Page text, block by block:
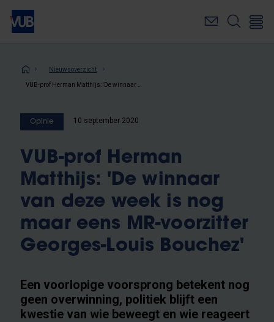
Overslaan
naar
inhoudKruimelpad
Nieuwsoverzicht
Opinie 10 september 2020
VUB-prof Herman
Matthijs: 'De winnaar
van deze week is nog
maar eens MR-voorzitter
Georges-Louis Bouchez'
Een voorlopige voorsprong betekent nog
geen overwinning, politiek blijft een
kwestie van wie beweegt en wie reageert